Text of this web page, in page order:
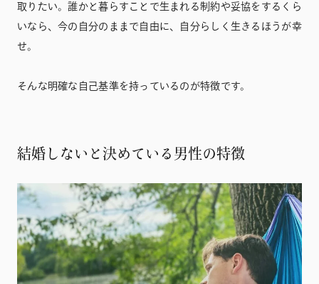
取りたい。誰かと暮らすことで生まれる制約や妥協をするくら
いなら、今の自分のままで自由に、自分らしく生きるほうが幸
せ。
そんな明確な自己基準を持っているのが特徴です。
結婚しないと決めている男性の特徴